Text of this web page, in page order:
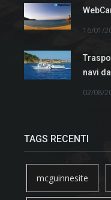
16/01/
navi
02/08/
TAGS RECENTI
mcguinnesite